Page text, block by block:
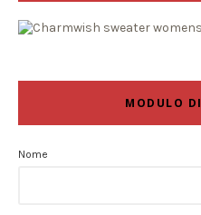
MODULO
Nome